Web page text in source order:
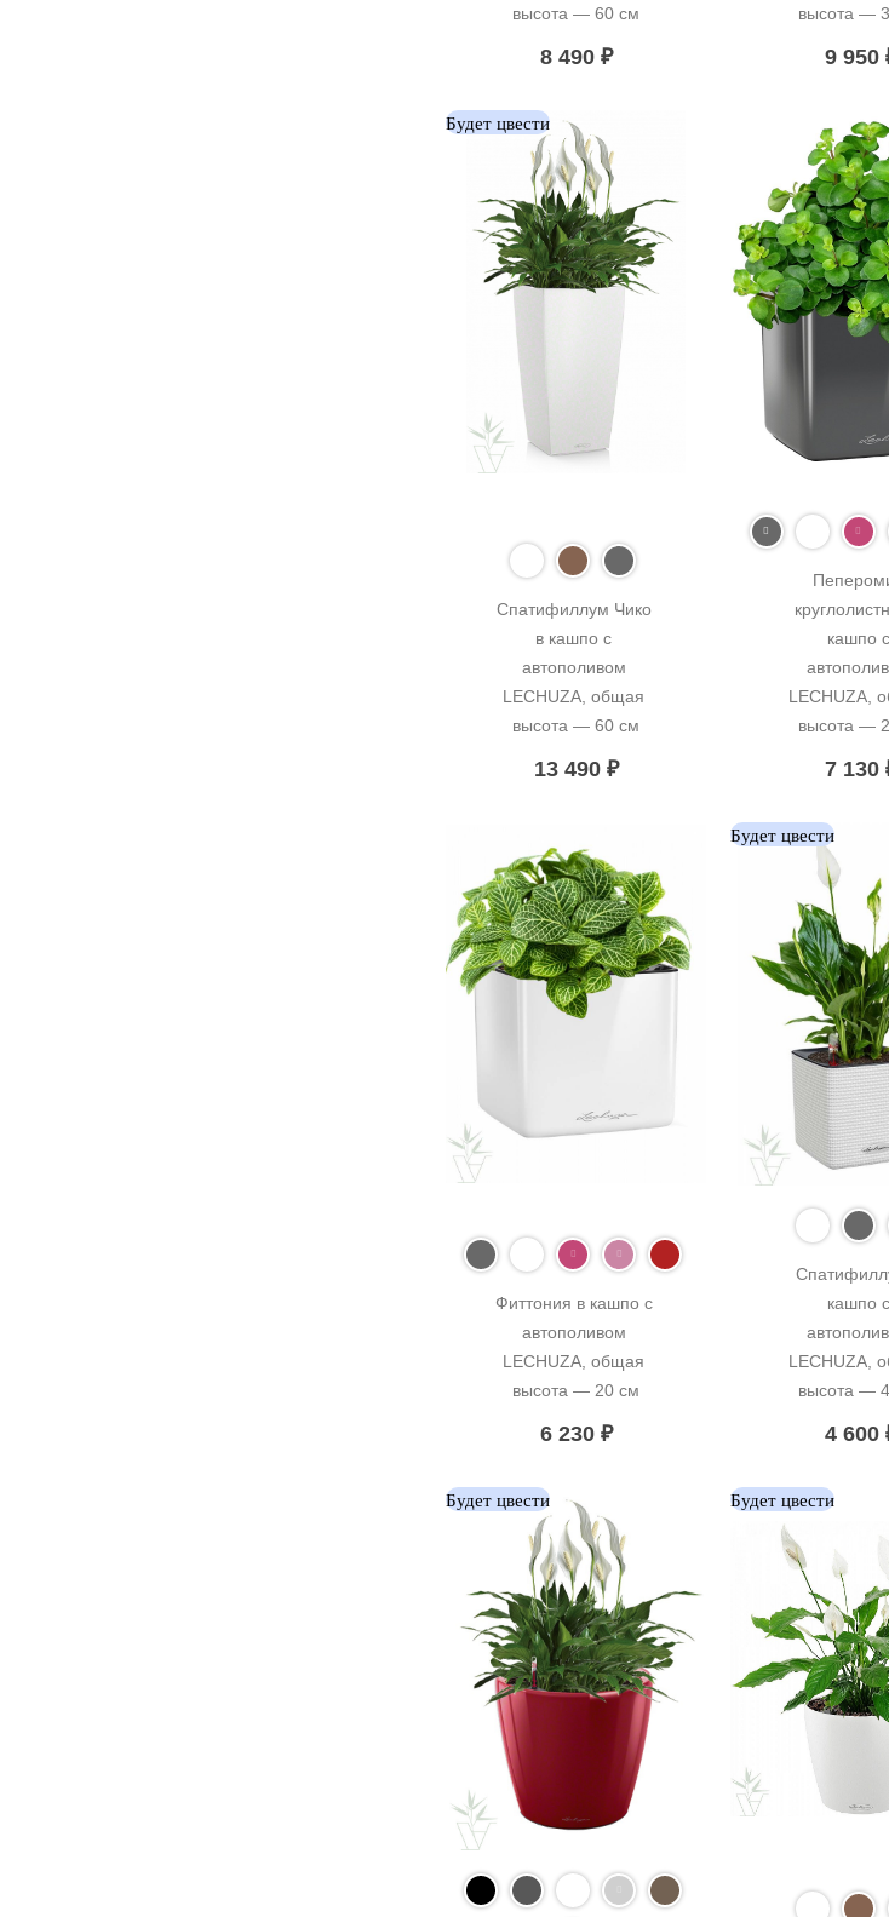
высота — 60 см
8 490 ₽
высота —
9 950
Будет цвести
Спатифиллум Чико
в кашпо с
автополивом
LECHUZA, общая
высота — 60 см
13 490 ₽
кашпо с
LECHUZA,
высота —
7 130
Фиттония в кашпо с
автополивом
LECHUZA, общая
высота — 20 см
6 230 ₽
Будет цвести
кашпо с
LECHUZA,
высота —
4 600
Будет цвести Будет цвести